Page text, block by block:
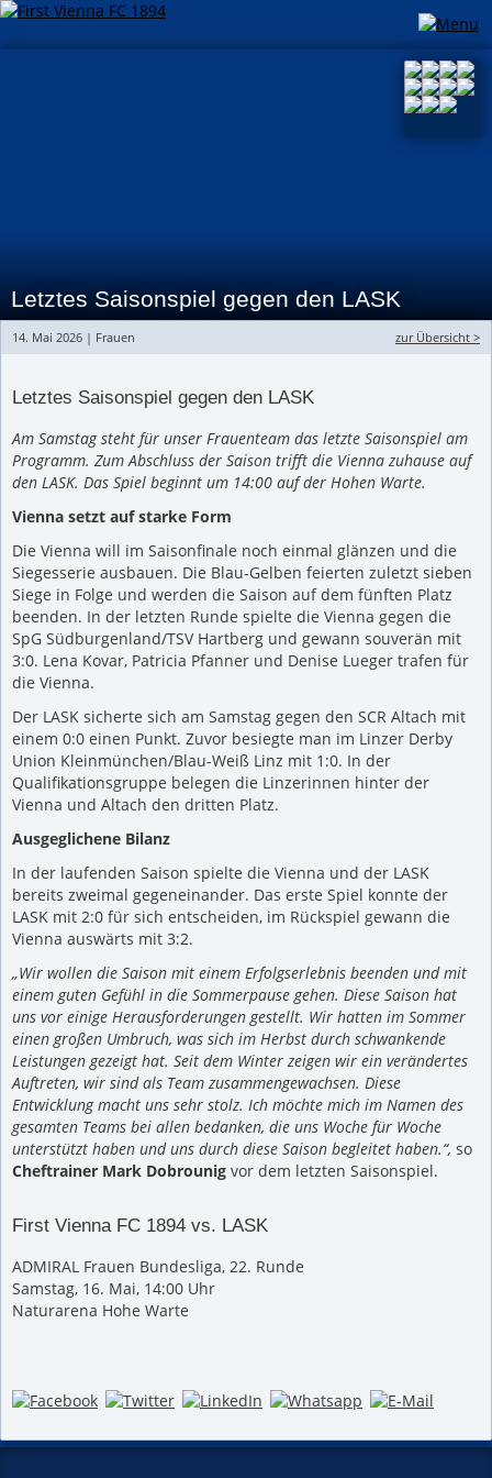
Letztes Saisonspiel gegen den LASK
14. Mai 2026 | Frauen zur Übersicht >
Letztes Saisonspiel gegen den LASK
Am Samstag steht für unser Frauenteam das letzte Saisonspiel am
Programm. Zum Abschluss der Saison trifft die Vienna zuhause auf
den LASK. Das Spiel beginnt um 14:00 auf der Hohen Warte.
Vienna setzt auf starke Form
Die Vienna will im Saisonfinale noch einmal glänzen und die
Siegesserie ausbauen. Die Blau-Gelben feierten zuletzt sieben
Siege in Folge und werden die Saison auf dem fünften Platz
beenden. In der letzten Runde spielte die Vienna gegen die
SpG Südburgenland/TSV Hartberg und gewann souverän mit
3:0. Lena Kovar, Patricia Pfanner und Denise Lueger trafen für
die Vienna.
Der LASK sicherte sich am Samstag gegen den SCR Altach mit
einem 0:0 einen Punkt. Zuvor besiegte man im Linzer Derby
Union Kleinmünchen/Blau-Weiß Linz mit 1:0. In der
Qualifikationsgruppe belegen die Linzerinnen hinter der
Vienna und Altach den dritten Platz.
Ausgeglichene Bilanz
In der laufenden Saison spielte die Vienna und der LASK
bereits zweimal gegeneinander. Das erste Spiel konnte der
LASK mit 2:0 für sich entscheiden, im Rückspiel gewann die
Vienna auswärts mit 3:2.
„Wir wollen die Saison mit einem Erfolgserlebnis beenden und mit
einem guten Gefühl in die Sommerpause gehen. Diese Saison hat
uns vor einige Herausforderungen gestellt. Wir hatten im Sommer
einen großen Umbruch, was sich im Herbst durch schwankende
Leistungen gezeigt hat. Seit dem Winter zeigen wir ein verändertes
Auftreten, wir sind als Team zusammengewachsen. Diese
Entwicklung macht uns sehr stolz. Ich möchte mich im Namen des
gesamten Teams bei allen bedanken, die uns Woche für Woche
unterstützt haben und uns durch diese Saison begleitet haben.“, so
Cheftrainer Mark Dobrounig vor dem letzten Saisonspiel.
First Vienna FC 1894 vs. LASK
ADMIRAL Frauen Bundesliga, 22. Runde
Samstag, 16. Mai, 14:00 Uhr
Naturarena Hohe Warte